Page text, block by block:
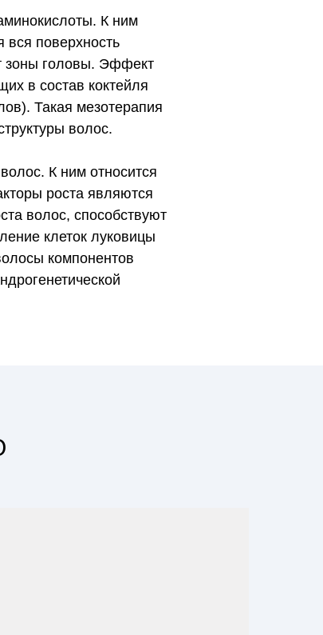
К ним
вся поверхность
зоны головы. Эффект
в состав коктейля
Такая мезотерапия
волос.
К ним относится
роста являются
волос, способствуют
клеток луковицы
компонентов